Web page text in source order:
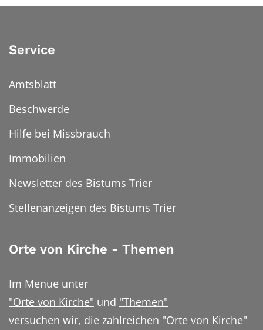
Service
Amtsblatt
Beschwerde
Hilfe bei Missbrauch
Immobilien
Newsletter des Bistums Trier
Stellenanzeigen des Bistums Trier
Orte von Kirche - Themen
Im Menue unter
"Orte von Kirche" und "Themen"
versuchen wir, die zahlreichen "Orte von Kirche"